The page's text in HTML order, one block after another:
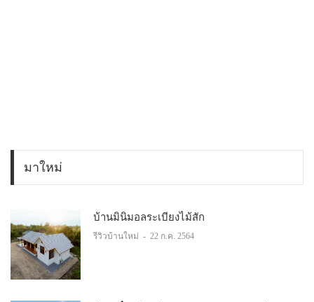
มาใหม่
บ้านมินิมอลระเบียงไม้สัก
รีวิวบ้านใหม่ - 22 ก.ค. 2564